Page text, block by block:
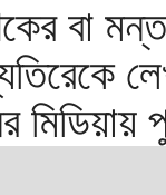
বা
মিডিয়ায়